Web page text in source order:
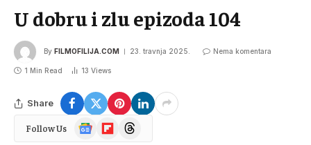
U dobru i zlu epizoda 104
By FILMOFILIJA.COM 23. travnja 2025. Nema komentara
1 Min Read 13 Views
Share
Follow Us
Google
News
FlipboardThreads